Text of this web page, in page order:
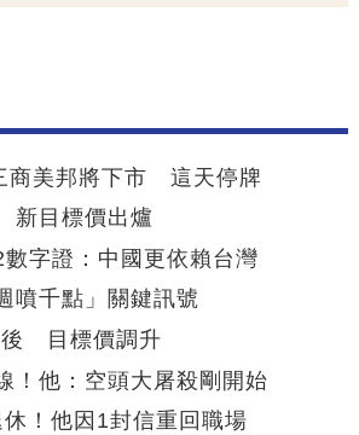
商美邦將下市 這天停牌
目標價出爐
字證：中國更依賴台灣
噴千點」關鍵訊號
後 目標價調升
！他：空頭大屠殺剛開始
！他因1封信重回職場